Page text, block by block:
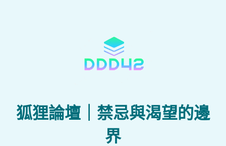
狐狸論壇｜禁忌與渴望的邊
界